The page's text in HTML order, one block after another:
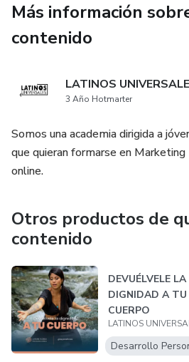
Más información
contenido
LATINOS
3 Año Hotmarter
Somos una academia dirigida a
que quieran formarse en
online.
Otros productos de
contenido
DEVUÉLVELE LA
DIGNIDAD A TU
CUERPO